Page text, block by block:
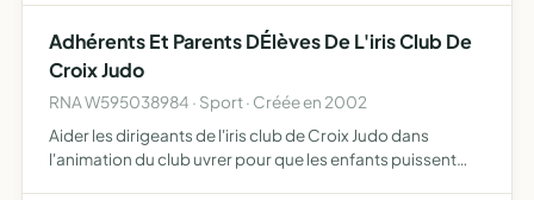
Adhérents Et Parents DÉlèves De L'iris Club De
Croix Judo
RNA W595038984 · Sport · Créée en 2002
Aider les dirigeants de l'iris club de Croix Judo dans
l'animation du club uvrer pour que les enfants puissent